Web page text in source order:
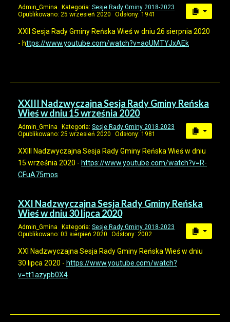
Admin_Gmina Kategoria: Sesje Rady Gminy 2018-2023
Opublikowano: 25 wrzesień 2020
Odsłony: 1941
XXII Sesja Rady Gminy Reńska Wieś w dniu 26 sierpnia 2020
- https://www.youtube.com/watch?v=aoUMTYJxAEk
XXIII Nadzwyczajna Sesja Rady Gminy Reńska
Wieś w dniu 15 września 2020
Admin_Gmina Kategoria: Sesje Rady Gminy 2018-2023
Opublikowano: 25 wrzesień 2020
Odsłony: 1981
XXIII Nadzwyczajna Sesja Rady Gminy Reńska Wieś w dniu
15 września 2020 - https://www.youtube.com/watch?v=R-
CFuA75mos
XXI Nadzwyczajna Sesja Rady Gminy Reńska
Wieś w dniu 30 lipca 2020
Admin_Gmina Kategoria: Sesje Rady Gminy 2018-2023
Opublikowano: 03 sierpień 2020
Odsłony: 2002
XXI Nadzwyczajna Sesja Rady Gminy Reńska Wieś w dniu
30 lipca 2020 - https://www.youtube.com/watch?
v=tt1azypb0X4